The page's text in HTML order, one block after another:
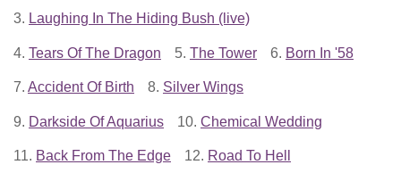
3. Laughing In The Hiding Bush (live)
4. Tears Of The Dragon 5. The Tower 6. Born In '58
7. Accident Of Birth 8. Silver Wings
9. Darkside Of Aquarius 10. Chemical Wedding
11. Back From The Edge 12. Road To Hell